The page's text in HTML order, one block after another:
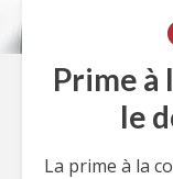
Prime à
le
La prime à la